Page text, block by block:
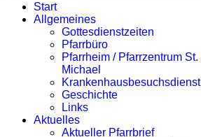
Start
Allgemeines
Gottesdienstzeiten
Pfarrbüro
Pfarrheim / Pfarrzentrum St.
Michael
Krankenhausbesuchsdienst
Geschichte
Links
Aktuelles
Aktueller Pfarrbrief